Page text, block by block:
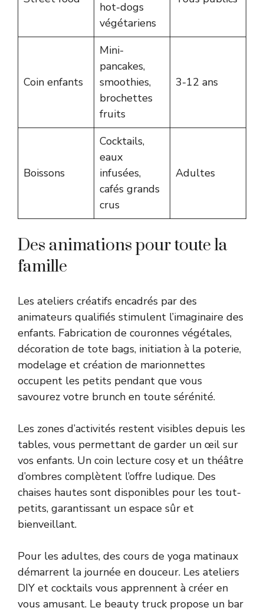
hot-dogs
végétariens
Coin enfants
Mini-
pancakes,
smoothies,
brochettes
fruits
3-12 ans
Boissons
Cocktails,
eaux
infusées,
cafés grands
crus
Adultes
Des animations pour toute la
famille
Les ateliers créatifs encadrés par des
animateurs qualifiés stimulent l’imaginaire des
enfants. Fabrication de couronnes végétales,
décoration de tote bags, initiation à la poterie,
modelage et création de marionnettes
occupent les petits pendant que vous
savourez votre brunch en toute sérénité.
Les zones d’activités restent visibles depuis les
tables, vous permettant de garder un œil sur
vos enfants. Un coin lecture cosy et un théâtre
d’ombres complètent l’offre ludique. Des
chaises hautes sont disponibles pour les tout-
petits, garantissant un espace sûr et
bienveillant.
Pour les adultes, des cours de yoga matinaux
démarrent la journée en douceur. Les ateliers
DIY et cocktails vous apprennent à créer en
vous amusant. Le beauty truck propose un bar